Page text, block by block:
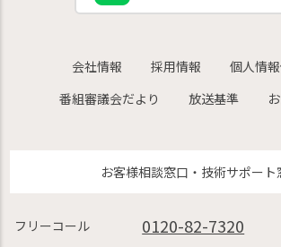
会社情報 採用情報
個人情
番組審議会だより
放送基準
お客様相談窓口・技術サポート
フリーコール 0120-82-7320